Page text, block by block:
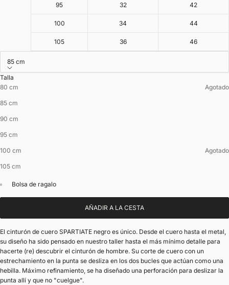
95 32 42
100 34 44
105 36 46
85 cm
Talla
80 cm
Agotado
85 cm
90 cm
95 cm
100 cm Agotado
105 cm
Bolsa de ragalo
AÑADIR A LA CESTA
El cinturón de cuero SPARTIATE negro es único. Desde el cuero hasta el metal,
su diseño ha sido pensado en nuestro taller hasta el más mínimo detalle para
hacerte (re) descubrir el cinturón de hombre. Su corte de cuero con un
estrechamiento en la punta se desliza en los dos bucles que actúan como una
hebilla. Máximo refinamiento, se ha diseñado una perforación para deslizar la
punta allí y que no "cuelgue".